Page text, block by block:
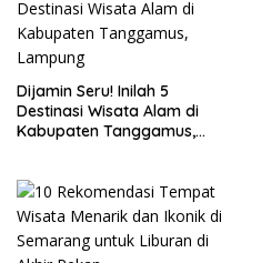
Dijamin Seru! Inilah 5
Destinasi Wisata Alam di
Kabupaten Tanggamus,